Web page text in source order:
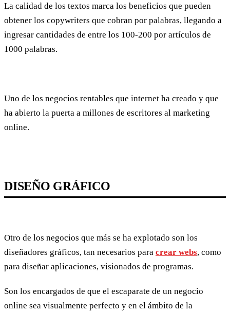
La calidad de los textos marca los beneficios que pueden
obtener los copywriters que cobran por palabras, llegando a
ingresar cantidades de entre los 100-200 por artículos de
1000 palabras.
Uno de los negocios rentables que internet ha creado y que
ha abierto la puerta a millones de escritores al marketing
online.
DISEÑO GRÁFICO
Otro de los negocios que más se ha explotado son los
diseñadores gráficos, tan necesarios para crear webs, como
para diseñar aplicaciones, visionados de programas.
Son los encargados de que el escaparate de un negocio
online sea visualmente perfecto y en el ámbito de la